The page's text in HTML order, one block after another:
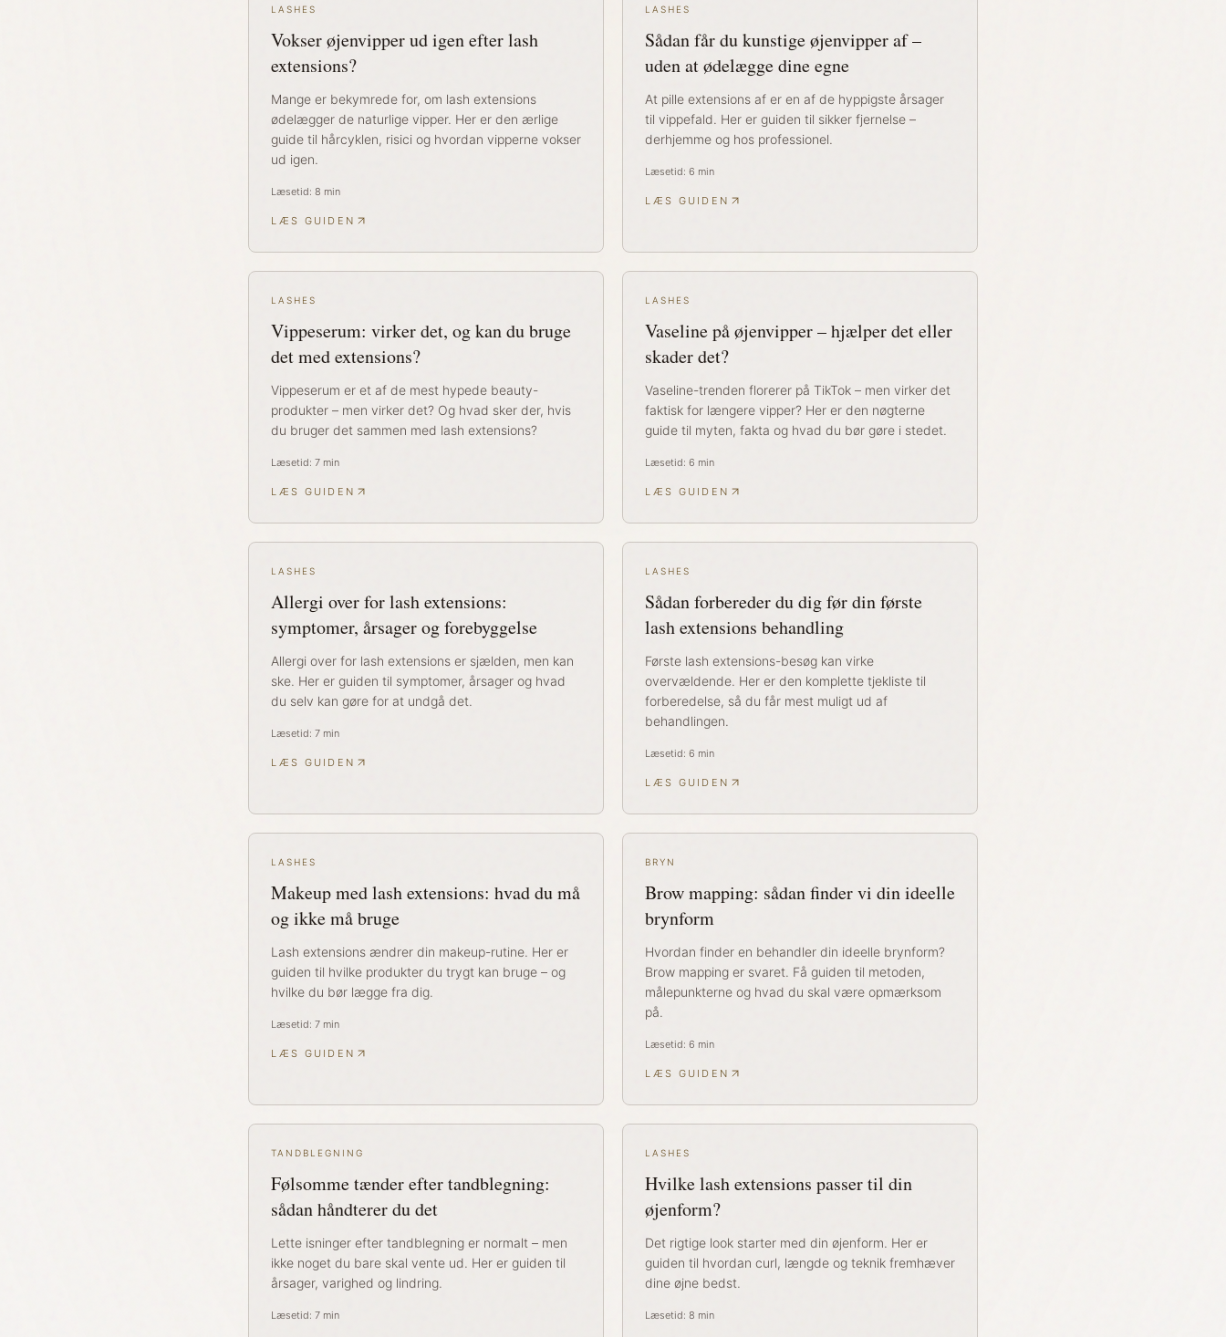
LASHES
Vokser øjenvipper ud igen efter lash
extensions?
Mange er bekymrede for, om lash extensions
ødelægger de naturlige vipper. Her er den ærlige
guide til hårcyklen, risici og hvordan vipperne vokser
ud igen.
Læsetid: 8 min
LÆS GUIDEN
LASHES
Sådan får du kunstige øjenvipper af –
uden at ødelægge dine egne
At pille extensions af er en af de hyppigste årsager
til vippefald. Her er guiden til sikker fjernelse –
derhjemme og hos professionel.
Læsetid: 6 min
LÆS GUIDEN
LASHES
Vippeserum: virker det, og kan du bruge
det med extensions?
Vippeserum er et af de mest hypede beauty-
produkter – men virker det? Og hvad sker der, hvis
du bruger det sammen med lash extensions?
Læsetid: 7 min
LÆS GUIDEN
LASHES
Vaseline på øjenvipper – hjælper det eller
skader det?
Vaseline-trenden florerer på TikTok – men virker det
faktisk for længere vipper? Her er den nøgterne
guide til myten, fakta og hvad du bør gøre i stedet.
Læsetid: 6 min
LÆS GUIDEN
LASHES
Allergi over for lash extensions:
symptomer, årsager og forebyggelse
Allergi over for lash extensions er sjælden, men kan
ske. Her er guiden til symptomer, årsager og hvad
du selv kan gøre for at undgå det.
Læsetid: 7 min
LÆS GUIDEN
LASHES
Sådan forbereder du dig før din første
lash extensions behandling
Første lash extensions-besøg kan virke
overvældende. Her er den komplette tjekliste til
forberedelse, så du får mest muligt ud af
behandlingen.
Læsetid: 6 min
LÆS GUIDEN
LASHES
Makeup med lash extensions: hvad du må
og ikke må bruge
Lash extensions ændrer din makeup-rutine. Her er
guiden til hvilke produkter du trygt kan bruge – og
hvilke du bør lægge fra dig.
Læsetid: 7 min
LÆS GUIDEN
BRYN
Brow mapping: sådan finder vi din ideelle
brynform
Hvordan finder en behandler din ideelle brynform?
Brow mapping er svaret. Få guiden til metoden,
målepunkterne og hvad du skal være opmærksom
på.
Læsetid: 6 min
LÆS GUIDEN
TANDBLEGNING
Følsomme tænder efter tandblegning:
sådan håndterer du det
Lette isninger efter tandblegning er normalt – men
ikke noget du bare skal vente ud. Her er guiden til
årsager, varighed og lindring.
Læsetid: 7 min
LASHES
Hvilke lash extensions passer til din
øjenform?
Det rigtige look starter med din øjenform. Her er
guiden til hvordan curl, længde og teknik fremhæver
dine øjne bedst.
Læsetid: 8 min